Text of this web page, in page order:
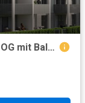
70% verkauft: Hoch hinaus: 4 Zi. im 3. OG mit Balkon KfW55